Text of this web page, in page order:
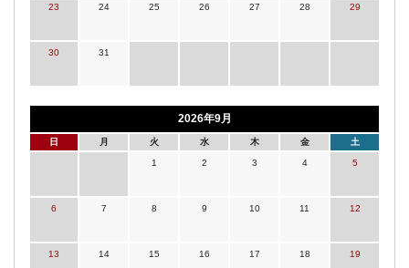
23 24 25 26 27 28 29
30 31
2026年9月
日 月 火 水 木 金 土
1 2 3 4 5
6 7 8 9 10 11 12
13 14 15 16 17 18 19